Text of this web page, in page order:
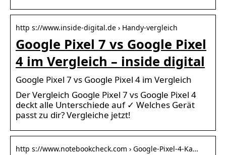
http s://www.inside-digital.de › Handy-vergleich
Google Pixel 7 vs Google Pixel
4 im Vergleich – inside digital
Google Pixel 7 vs Google Pixel 4 im Vergleich
Der Vergleich Google Pixel 7 vs Google Pixel 4
deckt alle Unterschiede auf ✓ Welches Gerät
passt zu dir? Vergleiche jetzt!
http s://www.notebookcheck.com › Google-Pixel-4-Ka…